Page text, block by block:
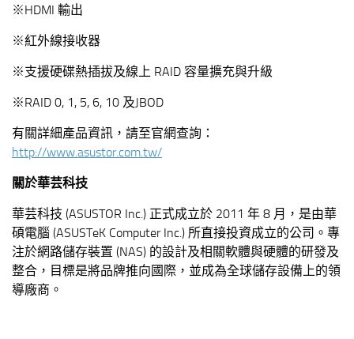
※HDMI 輸出
※紅外線接收器
※支援硬碟熱插拔及線上 RAID 容量擴充與升級
※RAID 0, 1, 5, 6, 10 及JBOD
有關詳細產品資訊，請至官網查詢：
http://www.asustor.com.tw/
關於華芸科技
華芸科技 (ASUSTOR Inc.) 正式成立於 2011 年 8 月，是由華
碩電腦 (ASUSTeK Computer Inc.) 所直接投資成立的公司。專
注於網路儲存裝置 (NAS) 的設計及相關軟體與硬體的研發及
整合，目標是將品牌推向國際，並成為全球儲存設備上的領
導廠商。